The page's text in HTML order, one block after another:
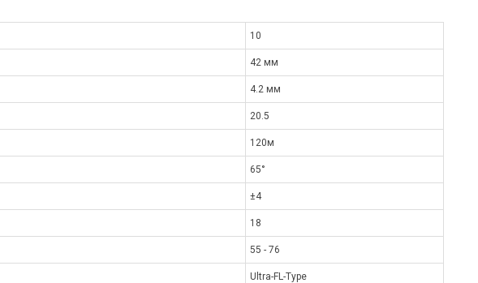
10
42 мм
4.2 мм
20.5
120м
65°
±4
18
55 - 76
Ultra-FL-Type